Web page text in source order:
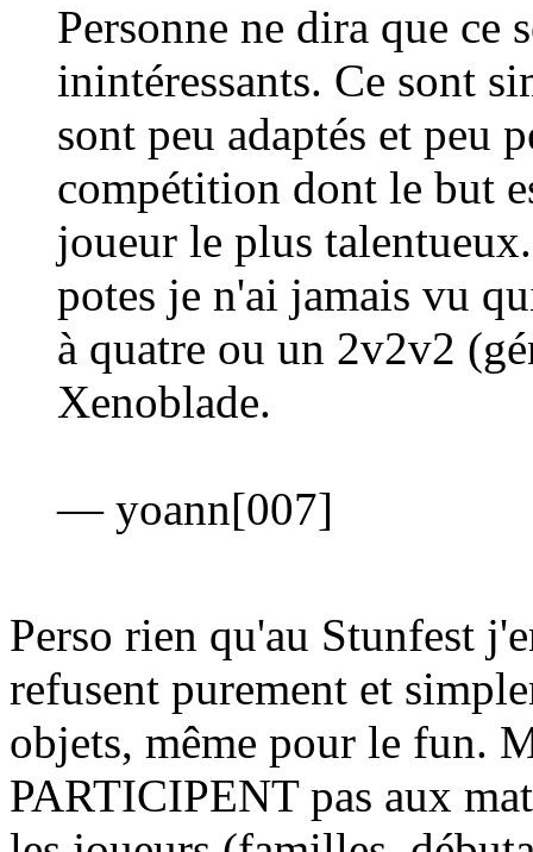
Personne ne dira que ce
inintéressants. Ce sont
sont peu adaptés et peu
compétition dont le but
joueur le plus
potes je n'ai jamais vu
à quatre ou un 2v2v2
Xenoblade.
— yoann[007]
Perso rien qu'au Stunfest
refusent purement et
objets, même pour le fun.
PARTICIPENT pas aux